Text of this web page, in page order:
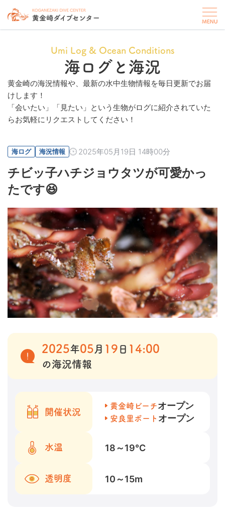
Umi Log & Ocean Conditions
海ログと海況
黄金崎の海況情報や、最新の水中生物情報を毎日更新でお届
けします！
「会いたい」「見たい」という生物がログに紹介されていた
らお気軽にリクエストしてください！
海ログ 海況情報 2025年05月19日 14時00分
チビッ子ハチジョウタツが可愛かっ
たです😆
2025年05 月 19 日 14:00
の海況情報
開催状況
黄金崎ビーチオープン
安良里ボート オープン
水温 18～19℃
透明度 10～15m